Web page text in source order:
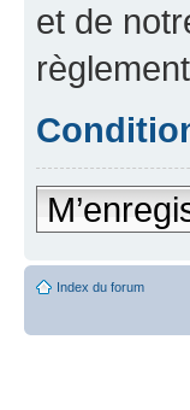
et de
Index du forum